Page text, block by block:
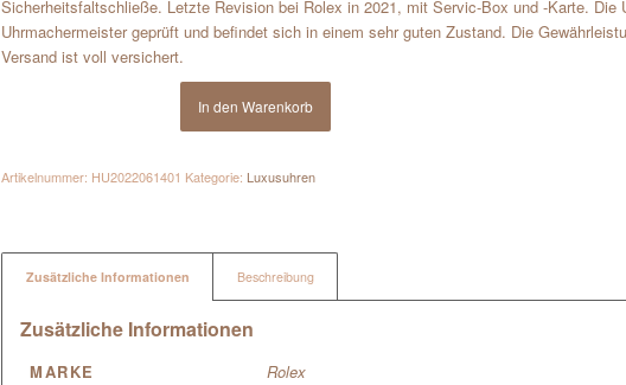
Sicherheitsfaltschließe. Letzte Revision bei Rolex in 2021, mit Servic-Box und -Karte. Die
Uhrmachermeister geprüft und befindet sich in einem sehr guten Zustand. Die
Versand ist voll versichert.
In den Warenkorb
Artikelnummer: HU2022061401 Kategorie: Luxusuhren
Zusätzliche Informationen Beschreibung
Zusätzliche Informationen
MARKE
Rolex